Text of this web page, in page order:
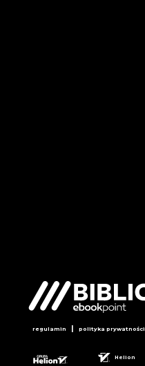
regulamin | polityka prywatności
Helion